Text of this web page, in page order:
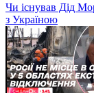
Чи існував Дід
з Україною